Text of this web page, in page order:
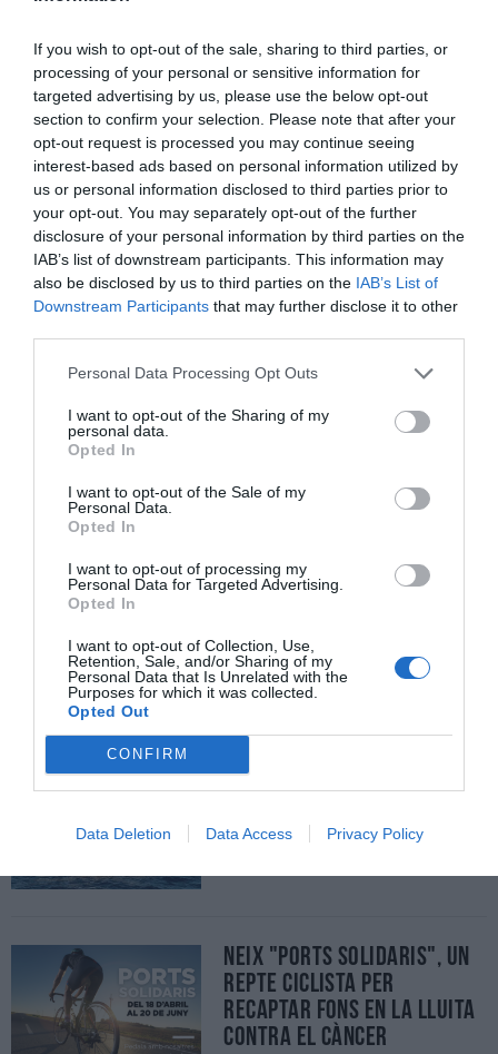
If you wish to opt-out of the sale, sharing to third parties, or
processing of your personal or sensitive information for
targeted advertising by us, please use the below opt-out
section to confirm your selection. Please note that after your
opt-out request is processed you may continue seeing
interest-based ads based on personal information utilized by
us or personal information disclosed to third parties prior to
your opt-out. You may separately opt-out of the further
disclosure of your personal information by third parties on the
IAB’s list of downstream participants. This information may
also be disclosed by us to third parties on the IAB’s List of
Downstream Participants that may further disclose it to other
Personal Data Processing Opt Outs
I want to opt-out of the Sharing of my
personal data.
Opted In
I want to opt-out of the Sale of my
Personal Data.
Opted In
I want to opt-out of processing my
Personal Data for Targeted Advertising.
Opted In
I want to opt-out of Collection, Use,
Retention, Sale, and/or Sharing of my
Personal Data that Is Unrelated with the
Purposes for which it was collected.
Opted Out
CONFIRM
Data Deletion Data Access Privacy Policy
aquest juny amb concerts, tradicions
i festa major de Sant Joan
Redacció 01/06/2026
Deu anys, 33 equips i 30 quilòmetres:
l'Oncoswim bat rècords en la seva
edició més especial
Carlota Ramoneda|27/05/2026
L'Oncoswim celebra la seva desena edició amb rècord de
participació a la Costa Brava
girbau boats
29/04/2026
Neix "Ports Solidaris", un
repte ciclista per
recaptar fons en la lluita
contra el càncer